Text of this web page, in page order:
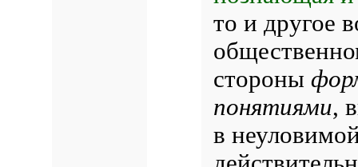
то и другое
стороны
понятиями,
в